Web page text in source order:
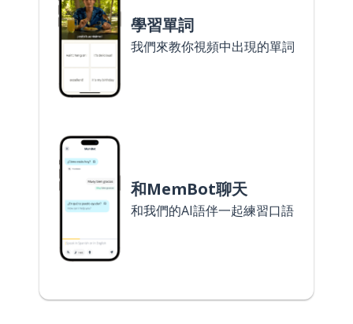
學習單詞
我們來教你視頻中出現的單詞
和MemBot聊天
和我們的AI語伴一起練習口語